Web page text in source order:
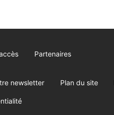
Partenaires
newsletter Plan du site